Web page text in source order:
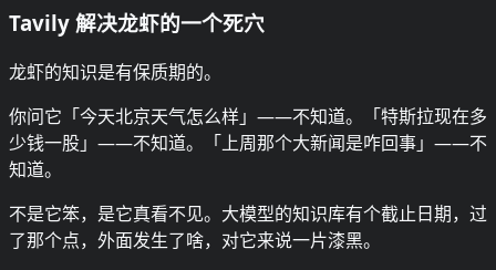
Tavily 解决龙虾的一个死穴
龙虾的知识是有保质期的。
你问它「今天北京天气怎么样」——不知道。「特斯拉现在多
少钱一股」——不知道。「上周那个大新闻是咋回事」——不
知道。
不是它笨，是它真看不见。大模型的知识库有个截止日期，过
了那个点，外面发生了啥，对它来说一片漆黑。